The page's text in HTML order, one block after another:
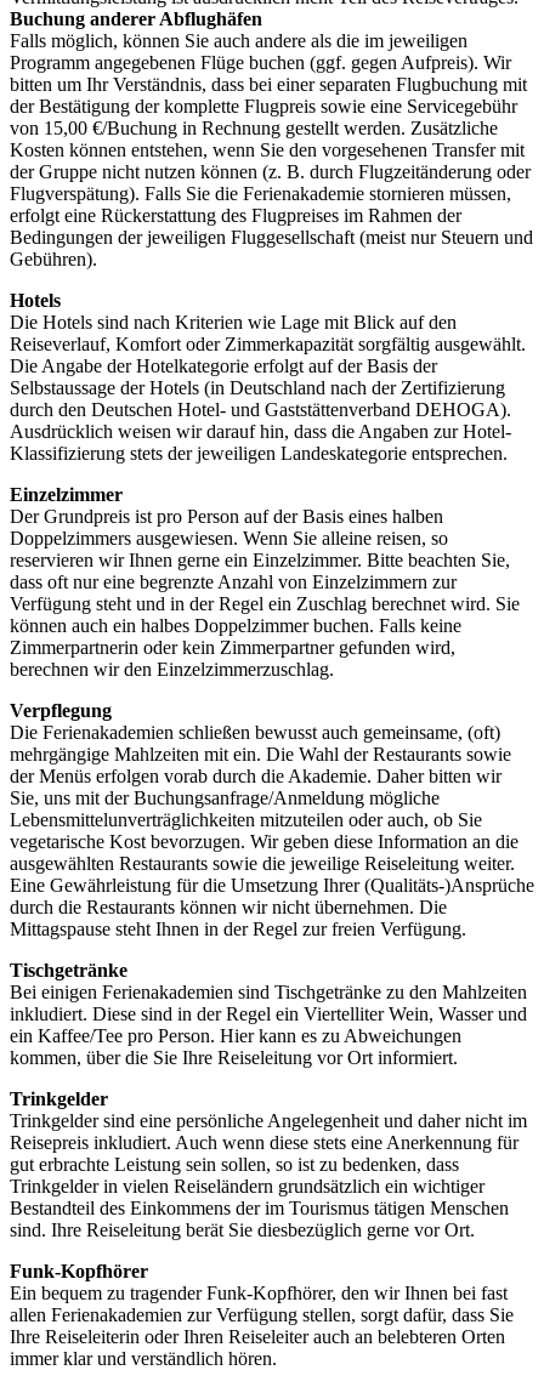
Buchung anderer Abflughäfen
Falls möglich, können Sie auch andere als die im jeweiligen
Programm angegebenen Flüge buchen (ggf. gegen Aufpreis). Wir
bitten um Ihr Verständnis, dass bei einer separaten Flugbuchung mit
der Bestätigung der komplette Flugpreis sowie eine Servicegebühr
von 15,00 €/Buchung in Rechnung gestellt werden. Zusätzliche
Kosten können entstehen, wenn Sie den vorgesehenen Transfer mit
der Gruppe nicht nutzen können (z. B. durch Flugzeit­änderung oder
Flugverspätung). Falls Sie die Ferienakademie stornieren müssen,
erfolgt eine Rückerstattung des Flugpreises im Rahmen der
Bedingungen der jeweiligen Fluggesellschaft (meist nur Steuern und
Gebühren).
Hotels
Die Hotels sind nach Kriterien wie Lage mit Blick auf den
Reiseverlauf, Komfort oder Zimmerkapazität sorgfältig ausgewählt.
Die Angabe der Hotelkategorie erfolgt auf der Basis der
Selbstaussage der Hotels (in Deutschland nach der Zertifizierung
durch den Deutschen Hotel- und Gaststättenverband DEHOGA).
Ausdrücklich weisen wir darauf hin, dass die Angaben zur Hotel-
Klassifizierung stets der jeweiligen Landeskategorie entsprechen.
Einzelzimmer
Der Grundpreis ist pro Person auf der Basis eines halben
Doppelzimmers ausgewiesen. Wenn Sie alleine reisen, so
reservieren wir Ihnen gerne ein Einzelzimmer. Bitte beachten Sie,
dass oft nur eine begrenzte Anzahl von Einzelzimmern zur
Verfügung steht und in der Regel ein Zuschlag berechnet wird. Sie
können auch ein halbes Doppelzimmer buchen. Falls keine
Zimmerpartnerin oder kein Zimmerpartner gefunden wird,
berechnen wir den Einzelzimmerzuschlag.
Verpflegung
Die Ferienakademien schließen bewusst auch gemeinsame, (oft)
mehrgängige Mahlzeiten mit ein. Die Wahl der Restaurants sowie
der Menüs erfolgen vorab durch die Akademie. Daher bitten wir
Sie, uns mit der Buchungsanfrage/Anmeldung mögliche
Lebensmittelunverträglichkeiten mitzuteilen oder auch, ob Sie
vegetarische Kost bevorzugen. Wir geben diese Information an die
ausgewählten Restaurants sowie die jeweilige Reiseleitung weiter.
Eine Gewährleistung für die Umsetzung Ihrer (Qualitäts-)Ansprüche
durch die Restaurants können wir nicht übernehmen. Die
Mittagspause steht Ihnen in der Regel zur freien Verfügung.
Tischgetränke
Bei einigen Ferienakademien sind Tischgetränke zu den Mahlzeiten
inkludiert. Diese sind in der Regel ein Viertelliter Wein, Wasser und
ein Kaffee/Tee pro Person. Hier kann es zu Abweichungen
kommen, über die Sie Ihre Reiseleitung vor Ort informiert.
Trinkgelder
Trinkgelder sind eine persönliche Angelegenheit und daher nicht im
Reisepreis inkludiert. Auch wenn diese stets eine Anerkennung für
gut erbrachte Leistung sein sollen, so ist zu bedenken, dass
Trinkgelder in vielen Reiseländern grundsätzlich ein wichtiger
Bestandteil des Einkommens der im Tourismus tätigen Menschen
sind. Ihre Reiseleitung berät Sie diesbezüglich gerne vor Ort.
Funk-Kopfhörer
Ein bequem zu tragender Funk-Kopfhörer, den wir Ihnen bei fast
allen Ferienakademien zur Verfügung stellen, sorgt dafür, dass Sie
Ihre Reiseleiterin oder Ihren Reiseleiter auch an belebteren Orten
immer klar und verständlich hören.